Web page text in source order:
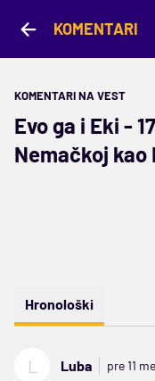
KOMENTARI
KOMENTARI NA VEST
Evo ga i Eki -
Nemačkoj kao
Hronološki
L Luba pre 11